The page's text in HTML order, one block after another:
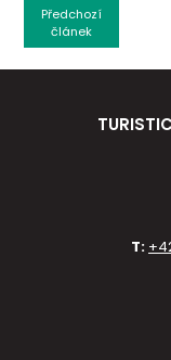
Předchozí
článek
T: